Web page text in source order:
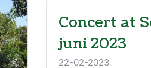
Concert at
juni 2023
22-02-2023